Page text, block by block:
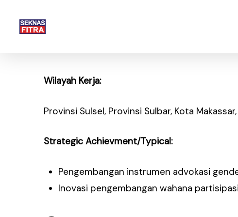
Wilayah Kerja:
Provinsi Sulsel, Provinsi Sulbar, Kota
Strategic Achievment/Typical:
Pengembangan instrumen advokasi
Inovasi pengembangan wahana